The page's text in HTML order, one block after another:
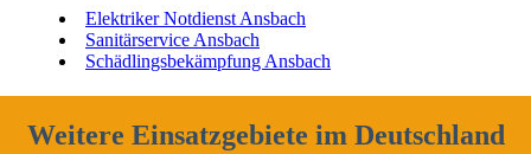
Elektriker Notdienst Ansbach
Sanitärservice Ansbach
Schädlingsbekämpfung Ansbach
Weitere Einsatzgebiete im Deutschland